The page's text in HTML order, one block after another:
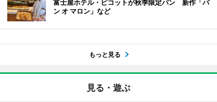
富士屋ホテル・ピコットが秋季限定パン 新作「パ
ン オ マロン」など
もっと見る
見る・遊ぶ